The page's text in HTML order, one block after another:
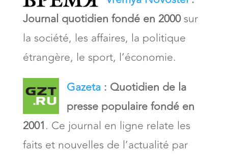
Journal quotidien fondé en 2000sur
la société, les affaires, la politique
étrangère, le sport, l’économie.
Gazeta: Quotidien de la
presse populaire fondé en
2001. Ce journal en ligne relate les
faits et nouvelles de l’actualité par